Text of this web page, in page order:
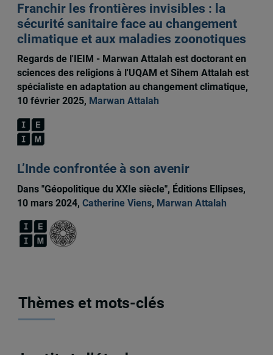
Franchir les frontières invisibles : la
sécurité sanitaire face au changement
climatique et aux maladies zoonotiques
Regards de l'IEIM - Marwan Attalah est doctorant en
sciences des religions à l'UQAM et Sihem Attalah est
spécialiste en adaptation au changement climatique,
10 février 2025, Marwan Attalah
L’Inde confrontée à son avenir
Dans "Géopolitique du XXIe siècle", Éditions Ellipses,
10 mars 2024, Catherine Viens, Marwan Attalah
Thèmes et mots-clés